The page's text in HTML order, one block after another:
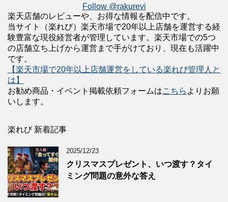
Follow @rakurevi
楽天店舗のレビューや、お得な情報を配信中です。
当サイト（楽れび）楽天市場で20年以上店舗を運営する経
験豊富な現役経営者が管理しています。楽天市場での5つ
の店舗立ち上げから運営まで手がけており、現在も活躍中
です。
【楽天市場で20年以上店舗運営をしている楽れび管理人と
は】
お勧め商品・イベント掲載依頼フォームはこちら よりお願
いします。
楽れび 新着記事
2025/12/23
クリスマスプレゼント、いつ渡す？タイ
ミング問題の意外な答え